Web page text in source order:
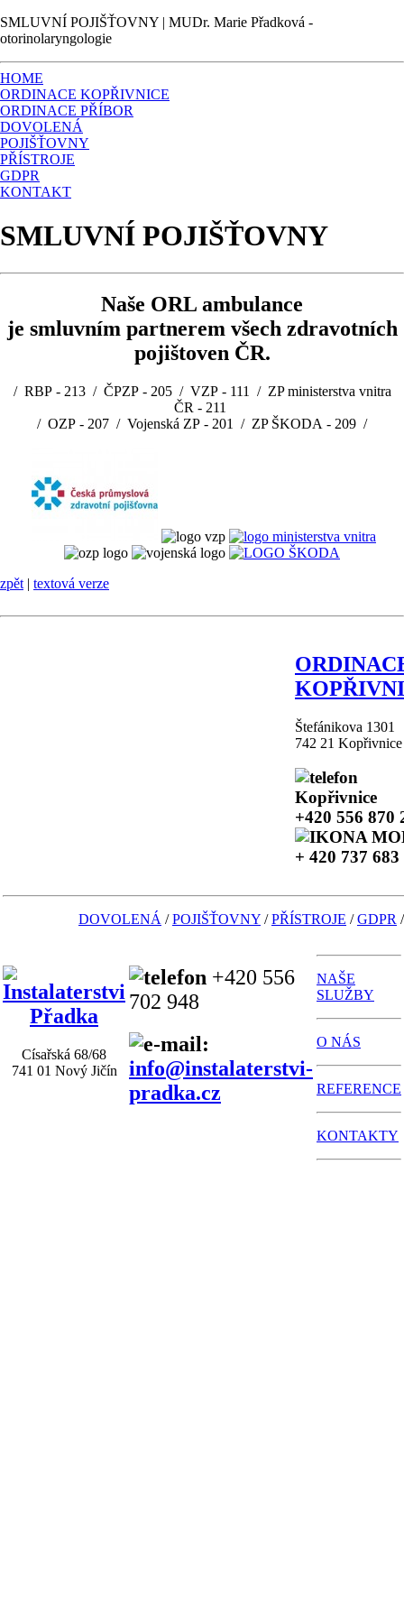
SMLUVNÍ POJIŠŤOVNY | MUDr. Marie Přadková -
otorinolaryngologie
HOME
ORDINACE KOPŘIVNICE
ORDINACE PŘÍBOR
DOVOLENÁ
POJIŠŤOVNY
PŘÍSTROJE
GDPR
KONTAKT
SMLUVNÍ POJIŠŤOVNY
Naše ORL ambulance
je smluvním partnerem všech zdravotních
pojištoven ČR.
/ RBP - 213/ ČPZP - 205/ VZP - 111
/ ZP ministerstva vnitra
ČR - 211
/ OZP - 207 / Vojenská ZP - 201 / ZP ŠKODA - 209 /
zpět | textová verze
Štefánikova 1301
742 21 Kopřivnice
+420 556 870
+ 420 737 683
DOVOLENÁ /POJIŠŤOVNY /PŘÍSTROJE /GDPR
Císařská 68/68
741 01 Nový Jičín
+420 556
702 948
info@instalaterstvi-
pradka.cz
NAŠE
SLUŽBY
O NÁS
REFERENCE
KONTAKTY